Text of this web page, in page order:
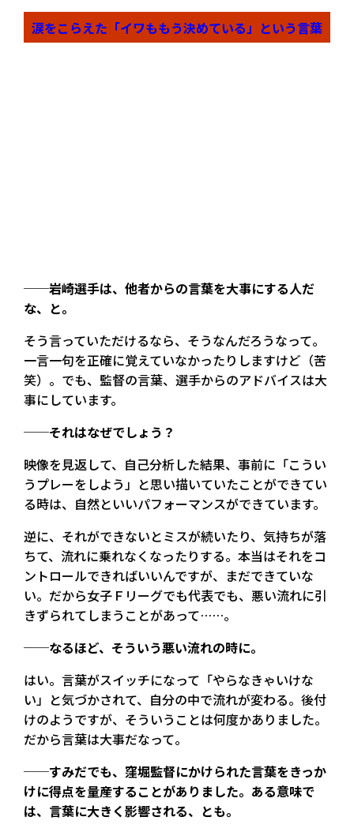
涙をこらえた「イワももう決めている」という言葉
──岩崎選手は、他者からの言葉を大事にする人だ
な、と。
そう言っていただけるなら、そうなんだろうなって。
一言一句を正確に覚えていなかったりしますけど（苦
笑）。でも、監督の言葉、選手からのアドバイスは大
事にしています。
──それはなぜでしょう？
映像を見返して、自己分析した結果、事前に「こうい
うプレーをしよう」と思い描いていたことができてい
る時は、自然といいパフォーマンスができています。
逆に、それができないとミスが続いたり、気持ちが落
ちて、流れに乗れなくなったりする。本当はそれをコ
ントロールできればいいんですが、まだできていな
い。だから女子Ｆリーグでも代表でも、悪い流れに引
きずられてしまうことがあって……。
──なるほど、そういう悪い流れの時に。
はい。言葉がスイッチになって「やらなきゃいけな
い」と気づかされて、自分の中で流れが変わる。後付
けのようですが、そういうことは何度かありました。
だから言葉は大事だなって。
──すみだでも、窪堀監督にかけられた言葉をきっか
けに得点を量産することがありました。ある意味で
は、言葉に大きく影響される、とも。